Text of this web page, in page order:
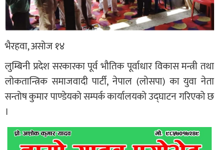
भैरहवा, असोज १४
लुम्बिनी प्रदेश सरकारका पूर्व भौतिक पूर्वाधार विकास मन्त्री तथा
लोकतान्त्रिक समाजवादी पार्टी, नेपाल (लोसपा) का युवा नेता
सन्तोष कुमार पाण्डेयको सम्पर्क कार्यालयको उद्घाटन गरिएको छ
।